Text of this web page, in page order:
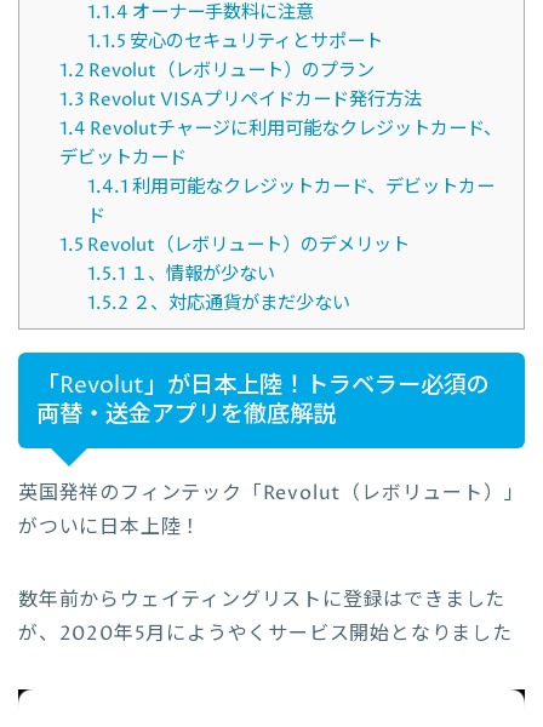
1.1.4 オーナー手数料に注意
1.1.5 安心のセキュリティとサポート
1.2 Revolut（レボリュート）のプラン
1.3 Revolut VISAプリペイドカード発行方法
1.4 Revolutチャージに利用可能なクレジットカード、
デビットカード
1.4.1利用可能なクレジットカード、デビットカー
ド
1.5 Revolut（レボリュート）のデメリット
1.5.1 １、情報が少ない
1.5.2 ２、対応通貨がまだ少ない
「Revolut」が日本上陸！トラベラー必須の
両替・送金アプリを徹底解説
英国発祥のフィンテック「Revolut（レボリュート）」
がついに日本上陸！
数年前からウェイティングリストに登録はできました
が、2020年5月にようやくサービス開始となりました